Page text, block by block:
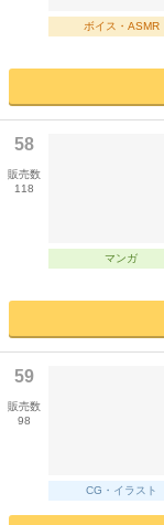
ボイス・ASMR
58
販売数
118
マンガ
59
販売数
98
CG・イラスト